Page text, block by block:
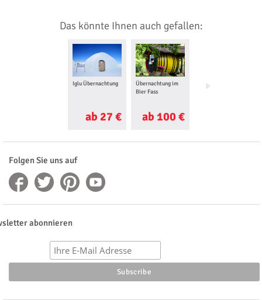
Das könnte Ihnen auch gefallen:
Iglu Übernachtung
ab 27 €
Übernachtung im
Bier Fass
ab 100 €
Übernachtung im
Folgen Sie uns auf
abonnieren